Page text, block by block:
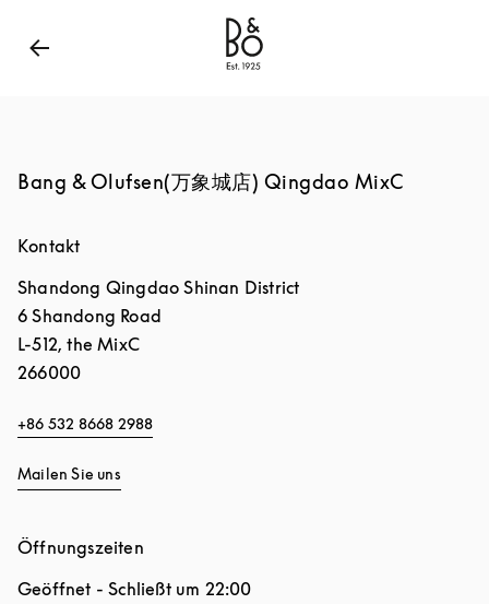
Bang & Olufsen - Exist to Create
Bang & Olufsen(万象城店) Qingdao MixC
Kontakt
Shandong Qingdao Shinan District
6 Shandong Road
L-512, the MixC
266000
+86 532 8668 2988
Mailen Sie uns
Öffnungszeiten
Geöffnet - Schließt um 22:00